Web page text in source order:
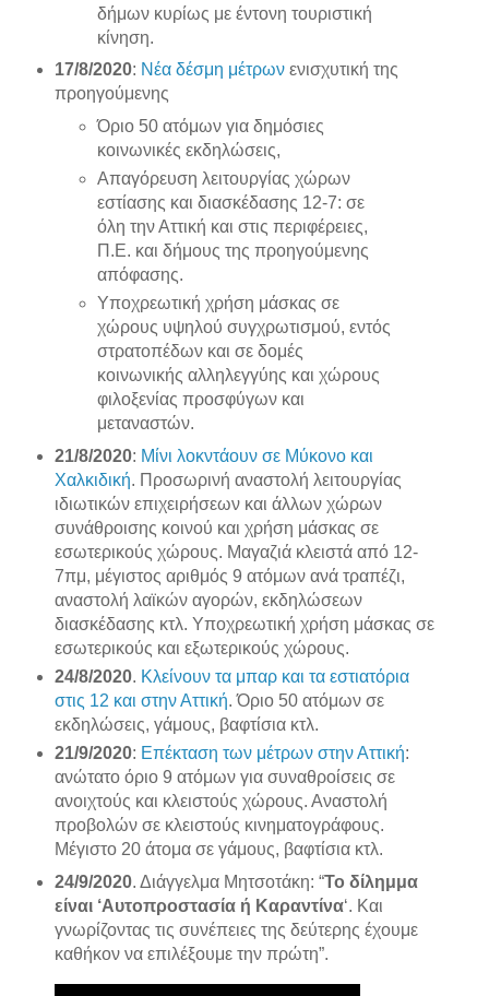
δήμων κυρίως με έντονη τουριστική
κίνηση.
17/8/2020: Νέα δέσμη μέτρωνενισχυτική της
προηγούμενης
Όριο 50 ατόμων για δημόσιες
κοινωνικές εκδηλώσεις,
Απαγόρευση λειτουργίας χώρων
εστίασης και διασκέδασης 12-7: σε
όλη την Αττική και στις περιφέρειες,
Π.Ε. και δήμους της προηγούμενης
απόφασης.
Υποχρεωτική χρήση μάσκας σε
χώρους υψηλού συγχρωτισμού, εντός
στρατοπέδων και σε δομές
κοινωνικής αλληλεγγύης και χώρους
φιλοξενίας προσφύγων και
μεταναστών.
21/8/2020: Μίνι λοκντάουν σε Μύκονο και
Χαλκιδική. Προσωρινή αναστολή λειτουργίας
ιδιωτικών επιχειρήσεων και άλλων χώρων
συνάθροισης κοινού και χρήση μάσκας σε
εσωτερικούς χώρους. Μαγαζιά κλειστά από 12-
7πμ, μέγιστος αριθμός 9 ατόμων ανά τραπέζι,
αναστολή λαϊκών αγορών, εκδηλώσεων
διασκέδασης κτλ. Υποχρεωτική χρήση μάσκας σε
εσωτερικούς και εξωτερικούς χώρους.
24/8/2020. Κλείνουν τα μπαρ και τα εστιατόρια
στις 12 και στην Αττική. Όριο 50 ατόμων σε
εκδηλώσεις, γάμους, βαφτίσια κτλ.
21/9/2020: Επέκταση των μέτρων στην Αττική:
ανώτατο όριο 9 ατόμων για συναθροίσεις σε
ανοιχτούς και κλειστούς χώρους. Αναστολή
προβολών σε κλειστούς κινηματογράφους.
Μέγιστο 20 άτομα σε γάμους, βαφτίσια κτλ.
24/9/2020. Διάγγελμα Μητσοτάκη: “Το δίλημμα
είναι ‘Αυτοπροστασία ή Καραντίνα‘. Και
γνωρίζοντας τις συνέπειες της δεύτερης έχουμε
καθήκον να επιλέξουμε την πρώτη”.